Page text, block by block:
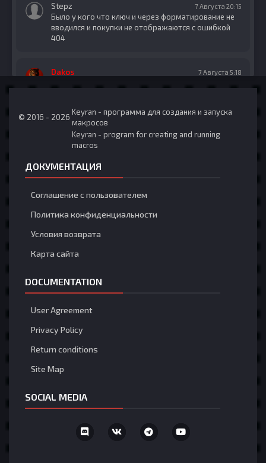
Stepz 7 Августа 20:15
Было у кого что ключ и через форматирование не
вводился и покупки не отображаются с ошибкой
404
Dakos 7 Августа 5:18
Nefatos 5 Августа 5:33
@byaka23 Наказание за жадность
как это вообще в рулетке -50
hi
deegoat1223
deegoat1223
asd
systmboot
Загрузить больше
© 2016 - 2026
Keyran - программа для создания и запуска
макросов
Keyran - program for creating and running
macros
ДОКУМЕНТАЦИЯ
Соглашение с пользователем
Политика конфиденциальности
Условия возврата
Карта сайта
DOCUMENTATION
User Agreement
Privacy Policy
Return conditions
Site Map
SOCIAL MEDIA